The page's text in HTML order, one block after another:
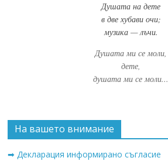
Душата на дете
в две хубави очи;
музика — лъчи.
Душата ми се моли,
дете,
душата ми се моли...
На вашето внимание
➡ Декларация информирано съгласие